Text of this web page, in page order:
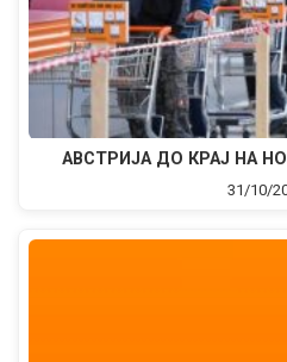
АВСТРИЈА ДО КРАЈ НА
31/10/